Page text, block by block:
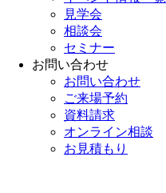
見学会
相談会
セミナー
お問い合わせ
お問い合わせ
ご来場予約
資料請求
オンライン相談
お見積もり